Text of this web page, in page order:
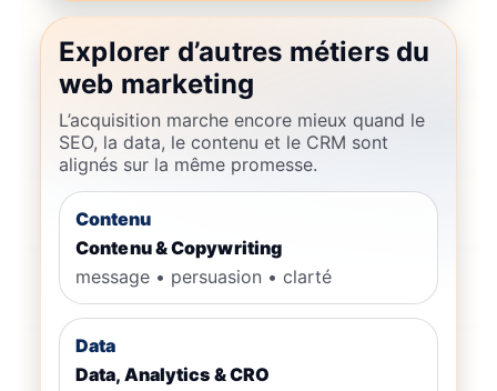
Explorer d’autres métiers du
web marketing
L’acquisition marche encore mieux quand le
SEO, la data, le contenu et le CRM sont
alignés sur la même promesse.
Contenu
Contenu & Copywriting
message • persuasion • clarté
Data
Data, Analytics & CRO